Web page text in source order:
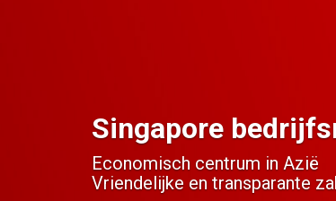
Singapore
Economisch centrum in Azië
Vriendelijke en transparante